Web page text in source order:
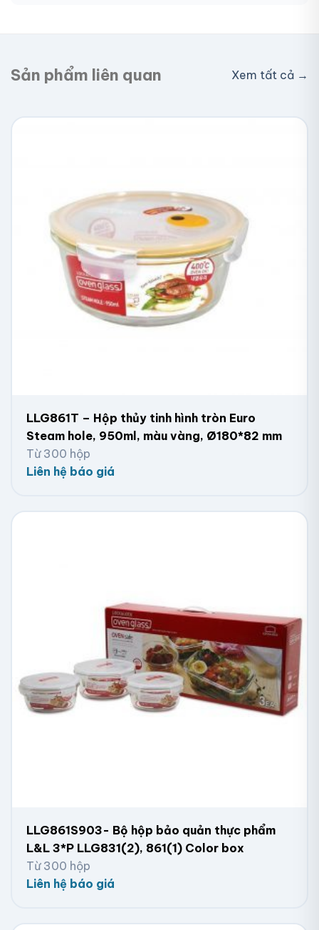
Sản phẩm liên quan Xem tất cả →
LLG861T – Hộp thủy tinh hình tròn Euro
Steam hole, 950ml, màu vàng, Ø180*82 mm
Từ 300 hộp
Liên hệ báo giá
LLG861S903- Bộ hộp bảo quản thực phẩm
L&L 3*P LLG831(2), 861(1) Color box
Từ 300 hộp
Liên hệ báo giá